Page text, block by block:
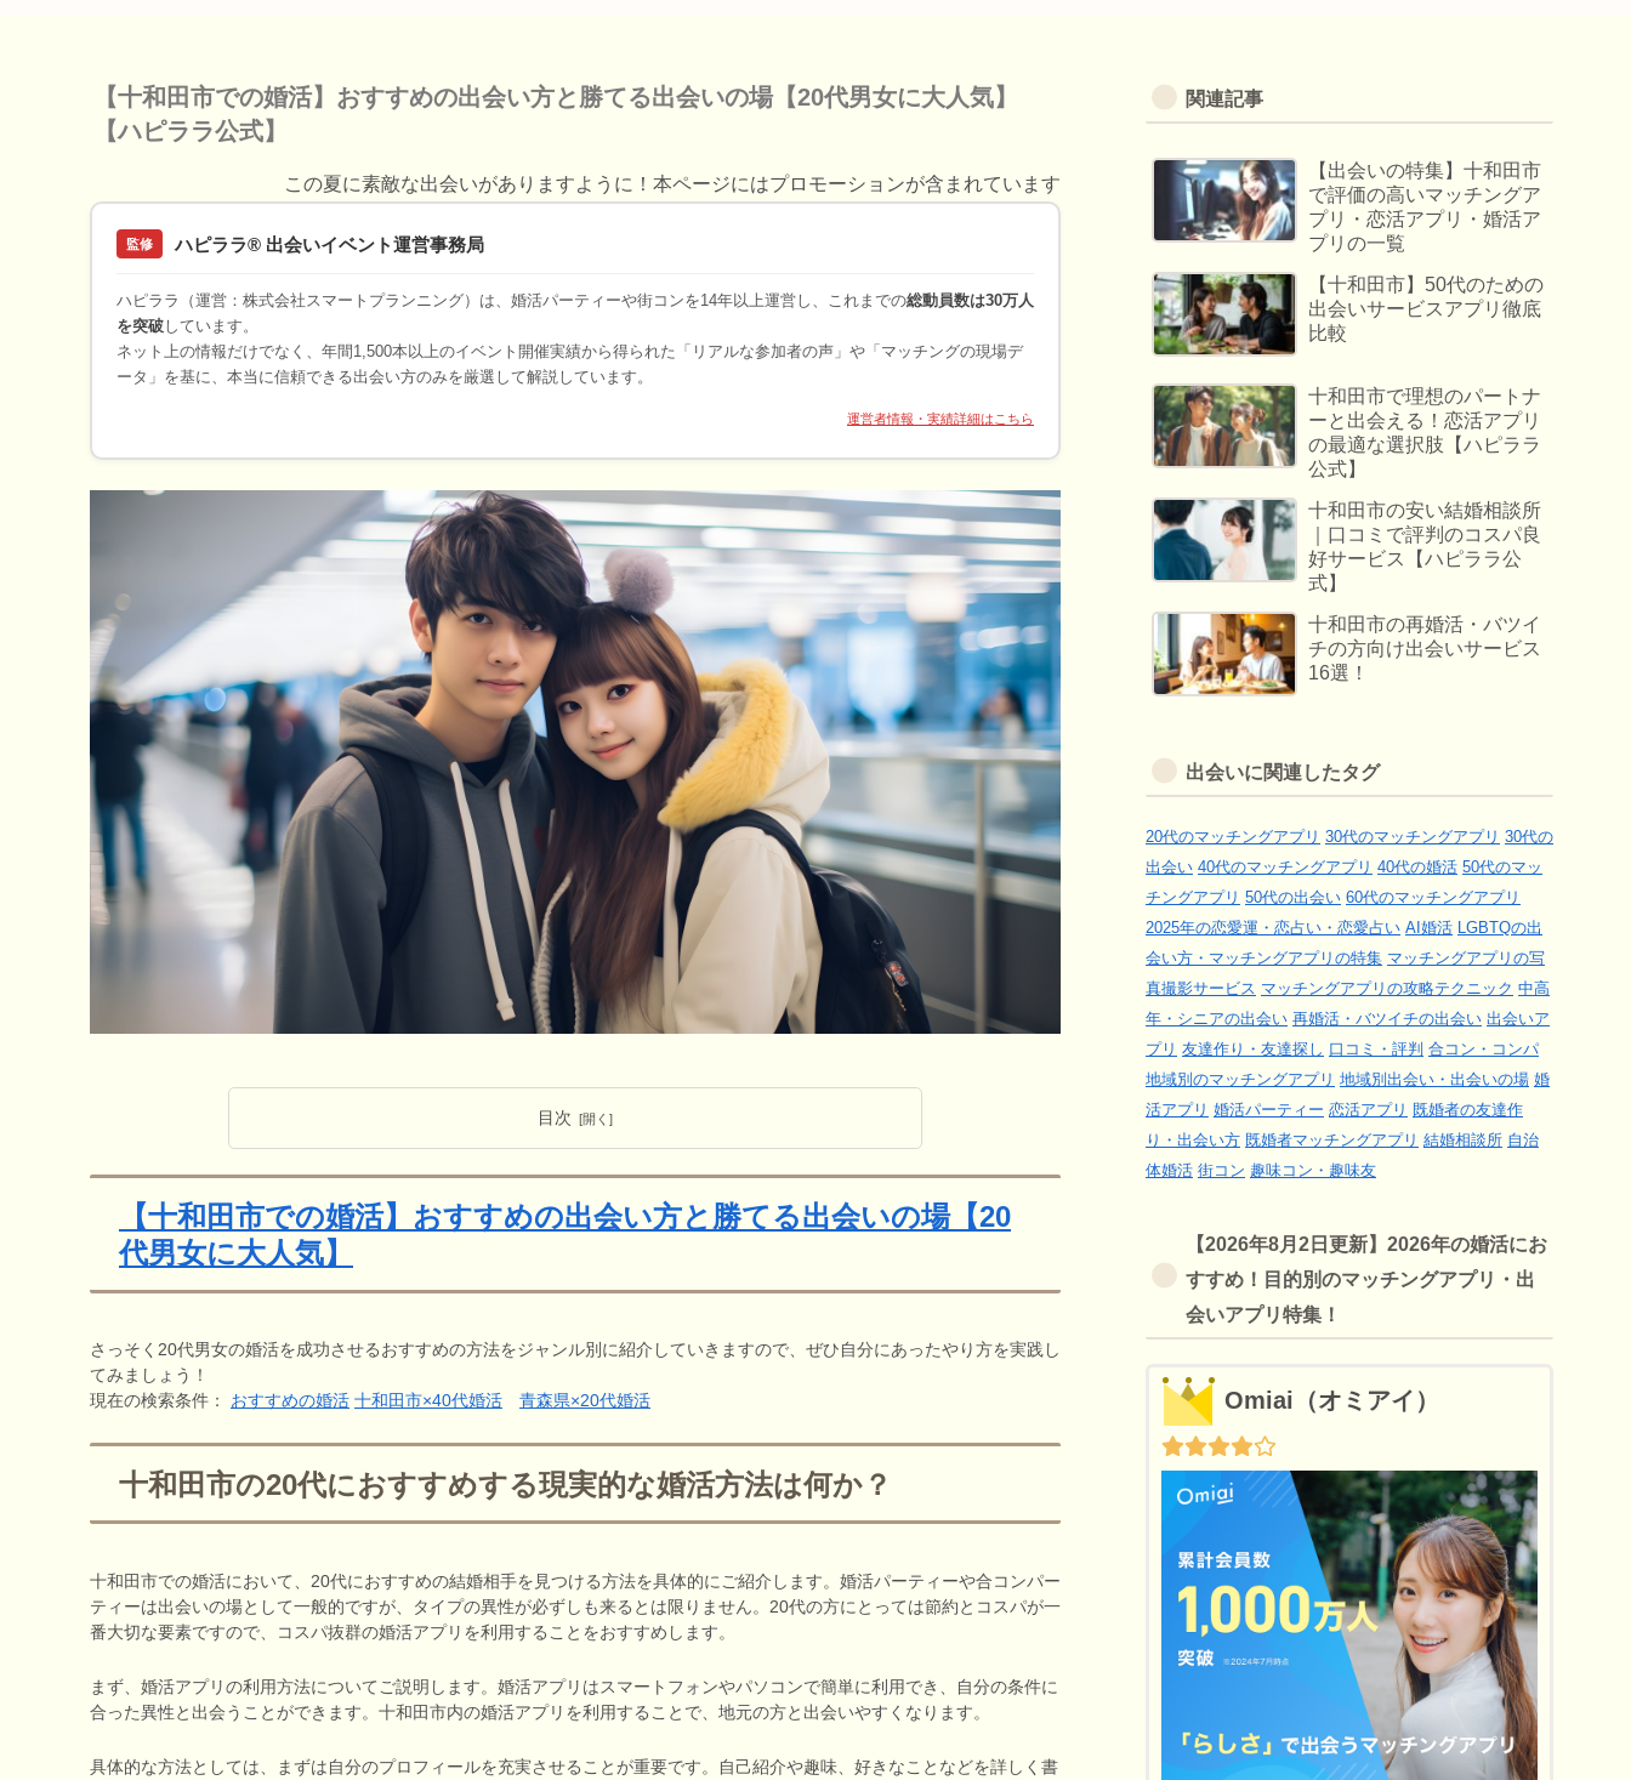
【十和田市での婚活】おすすめの出会い方と勝てる出会いの場【20代男女に大人気】
【ハピララ公式】
この夏に素敵な出会いがありますように！本ページにはプロモーションが含まれています
監修 ハピララ® 出会いイベント運営事務局
ハピララ（運営：株式会社スマートプランニング）は、婚活パーティーや街コンを14年以上運営し、これまでの総動員数は30万人
を突破 しています。
ネット上の情報だけでなく、年間1,500本以上のイベント開催実績から得られた「リアルな参加者の声」や「マッチングの現場デ
ータ」を基に、本当に信頼できる出会い方のみを厳選して解説しています。
運営者情報・実績詳細はこちら
目次
【十和田市での婚活】おすすめの出会い方と勝てる出会いの場【20
代男女に大人気】
さっそく20代男女の婚活を成功させるおすすめの方法をジャンル別に紹介していきますので、ぜひ自分にあったやり方を実践し
てみましょう！
現在の検索条件： おすすめの婚活 十和田市×40代婚活 青森県×20代婚活
十和田市の20代におすすめする現実的な婚活方法は何か？
十和田市での婚活において、20代におすすめの結婚相手を見つける方法を具体的にご紹介します。婚活パーティーや合コンパー
ティーは出会いの場として一般的ですが、タイプの異性が必ずしも来るとは限りません。20代の方にとっては節約とコスパが一
番大切な要素ですので、コスパ抜群の婚活アプリを利用することをおすすめします。
まず、婚活アプリの利用方法についてご説明します。婚活アプリはスマートフォンやパソコンで簡単に利用でき、自分の条件に
合った異性と出会うことができます。十和田市内の婚活アプリを利用することで、地元の方と出会いやすくなります。
具体的な方法としては、まずは自分のプロフィールを充実させることが重要です。自己紹介や趣味、好きなことなどを詳しく書
関連記事
【出会いの特集】十和田市
で評価の高いマッチングア
プリ・恋活アプリ・婚活ア
プリの一覧
【十和田市】50代のための
出会いサービスアプリ徹底
比較
十和田市で理想のパートナ
ーと出会える！恋活アプリ
の最適な選択肢【ハピララ
公式】
十和田市の安い結婚相談所
｜口コミで評判のコスパ良
好サービス【ハピララ公
式】
十和田市の再婚活・バツイ
チの方向け出会いサービス
16選！
出会いに関連したタグ
20代のマッチングアプリ 30代のマッチングアプリ 30代の
出会い 40代のマッチングアプリ 40代の婚活 50代のマッ
チングアプリ 50代の出会い 60代のマッチングアプリ
2025年の恋愛運・恋占い・恋愛占い AI婚活
LGBTQの出
会い方・マッチングアプリの特集 マッチングアプリの写
真撮影サービス マッチングアプリの攻略テクニック 中高
年・シニアの出会い 再婚活・バツイチの出会い 出会いア
プリ 友達作り・友達探し 口コミ・評判 合コン・コンパ
地域別のマッチングアプリ 地域別出会い・出会いの場 婚
活アプリ 婚活パーティー 恋活アプリ 既婚者の友達作
り・出会い方 既婚者マッチングアプリ 結婚相談所 自治
体婚活 街コン 趣味コン・趣味友
【2026年8月2日更新】2026年の婚活にお
すすめ！目的別のマッチングアプリ・出
会いアプリ特集！
Omiai（オミアイ）